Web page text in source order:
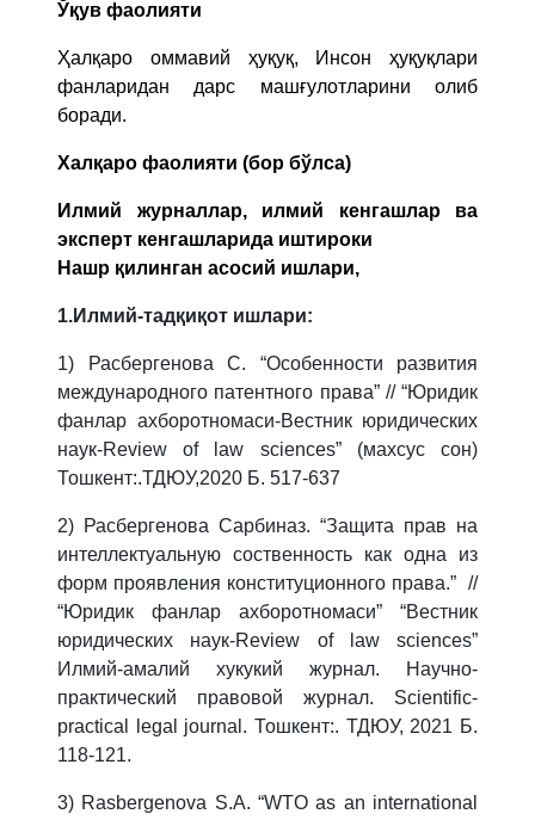
Ўқув фаолияти
Ҳалқаро оммавий ҳуқуқ, Инсон ҳуқуқлари
фанларидан дарс машғулотларини олиб
боради.
Халқаро фаолияти (бор бўлса)
Илмий журналлар, илмий кенгашлар ва
эксперт кенгашларида иштироки
Нашр қилинган асосий ишлари,
1.Илмий-тадқиқот ишлари:
1) Расбергенова С. “Особенности развития
международного патентного права” // “Юридик
фанлар ахборотномаси-Вестник юридических
наук-Review of law sciences” (махсус сон)
Тошкент:.ТДЮУ,2020 Б. 517-637
2) Расбергенова Сарбиназ. “Защита прав на
интеллектуальную соственность как одна из
форм проявления конституционного права.” //
“Юридик фанлар ахборотномаси” “Вестник
юридических наук-Review of law sciences”
Илмий-амалий хукукий журнал. Научно-
практический правовой журнал. Scientific-
practical legal journal. Тошкент:. ТДЮУ, 2021 Б.
118-121.
3) Rasbergenova S.A. “WTO as an international